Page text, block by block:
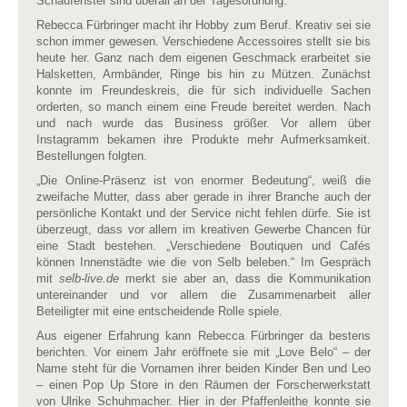
Rebecca Fürbringer macht ihr Hobby zum Beruf. Kreativ sei sie
schon immer gewesen. Verschiedene Accessoires stellt sie bis
heute her. Ganz nach dem eigenen Geschmack erarbeitet sie
Halsketten, Armbänder, Ringe bis hin zu Mützen. Zunächst
konnte im Freundeskreis, die für sich individuelle Sachen
orderten, so manch einem eine Freude bereitet werden. Nach
und nach wurde das Business größer. Vor allem über
Instagramm bekamen ihre Produkte mehr Aufmerksamkeit.
Bestellungen folgten.
„Die Online-Präsenz ist von enormer Bedeutung“, weiß die
zweifache Mutter, dass aber gerade in ihrer Branche auch der
persönliche Kontakt und der Service nicht fehlen dürfe. Sie ist
überzeugt, dass vor allem im kreativen Gewerbe Chancen für
eine Stadt bestehen. „Verschiedene Boutiquen und Cafés
können Innenstädte wie die von Selb beleben.“ Im Gespräch
mit selb-live.de merkt sie aber an, dass die Kommunikation
untereinander und vor allem die Zusammenarbeit aller
Beteiligter mit eine entscheidende Rolle spiele.
Aus eigener Erfahrung kann Rebecca Fürbringer da bestens
berichten. Vor einem Jahr eröffnete sie mit „Love Belo“ – der
Name steht für die Vornamen ihrer beiden Kinder Ben und Leo
– einen Pop Up Store in den Räumen der Forscherwerkstatt
von Ulrike Schuhmacher. Hier in der Pfaffenleithe konnte sie